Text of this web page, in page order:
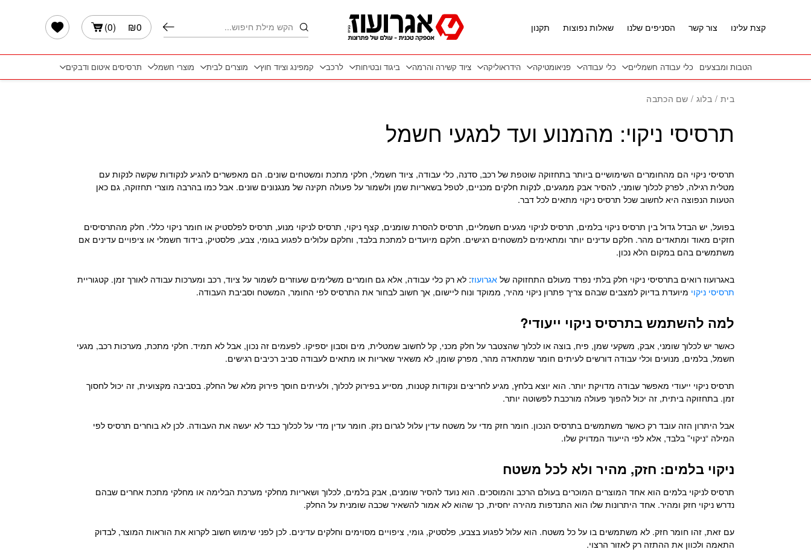
חיפוש
₪0
(
0
)
קצת עלינו
צור קשר הסניפים שלנו שאלות נפוצות תקנון
הטבות ומבצעים כלי עבודה חשמליים כלי עבודה פניאומטיקה הידראוליקה ציוד קשירה והרמה ביגוד ובטיחות לרכב קמפינג וציוד חוץ מוצרים לבית מוצרי חשמל תרסיסים איטום ודבקים
בית / בלוג / שם הכתבה
תרסיסי ניקוי: מהמנוע ועד למגעי חשמל
תרסיסי ניקוי הם מהחומרים השימושיים ביותר בתחזוקה שוטפת של רכב, סדנה, כלי עבודה, ציוד חשמלי, חלקי מתכת ומשטחים שונים. הם מאפשרים להגיע לנקודות שקשה לנקות עם
מטלית רגילה, לפרק לכלוך שומני, להסיר אבק ממגעים, לנקות חלקים מכניים, לטפל בשאריות שמן ולשמור על פעולה תקינה של מנגנונים שונים. אבל כמו בהרבה מוצרי תחזוקה, גם כאן
הטעות הנפוצה היא לחשוב שכל תרסיס ניקוי מתאים לכל דבר.
בפועל, יש הבדל גדול בין תרסיס ניקוי בלמים, תרסיס לניקוי מגעים חשמליים, תרסיס להסרת שומנים, קצף ניקוי, תרסיס לניקוי מנוע, תרסיס לפלסטיק או חומר ניקוי כללי. חלק מהתרסיסים
חזקים מאוד ומתאדים מהר. חלקם עדינים יותר ומתאימים למשטחים רגישים. חלקם מיועדים למתכת בלבד, וחלקם עלולים לפגוע בגומי, צבע, פלסטיק, בידוד חשמלי או ציפויים עדינים אם
משתמשים בהם במקום הלא נכון.
באגרועוז רואים בתרסיסי ניקוי חלק בלתי נפרד מעולם התחזוקה של אגרועוז: לא רק כלי עבודה, אלא גם חומרים משלימים שעוזרים לשמור על ציוד, רכב ומערכות עבודה לאורך זמן. קטגוריית
תרסיסי ניקוי מיועדת בדיוק למצבים שבהם צריך פתרון ניקוי מהיר, ממוקד ונוח ליישום, אך חשוב לבחור את התרסיס לפי החומר, המשטח וסביבת העבודה.
למה להשתמש בתרסיס ניקוי ייעודי?
כאשר יש לכלוך שומני, אבק, משקעי שמן, פיח, בוצה או לכלוך שהצטבר על חלק מכני, קל לחשוב שמטלית, מים וסבון יספיקו. לפעמים זה נכון, אבל לא תמיד. חלקי מתכת, מערכות רכב, מגעי
חשמל, בלמים, מנועים וכלי עבודה דורשים לעיתים חומר שמתאדה מהר, מפרק שומן, לא משאיר שאריות או מתאים לעבודה סביב רכיבים רגישים.
תרסיס ניקוי ייעודי מאפשר עבודה מדויקת יותר. הוא יוצא בלחץ, מגיע לחריצים ונקודות קטנות, מסייע בפירוק לכלוך, ולעיתים חוסך פירוק מלא של החלק. בסביבה מקצועית, זה יכול לחסוך
זמן. בתחזוקה ביתית, זה יכול להפוך פעולה מורכבת לפשוטה יותר.
אבל היתרון הזה עובד רק כאשר משתמשים בתרסיס הנכון. חומר חזק מדי על משטח עדין עלול לגרום נזק. חומר עדין מדי על לכלוך כבד לא יעשה את העבודה. לכן לא בוחרים תרסיס לפי
המילה “ניקוי” בלבד, אלא לפי הייעוד המדויק שלו.
ניקוי בלמים: חזק, מהיר ולא לכל משטח
תרסיס לניקוי בלמים הוא אחד המוצרים המוכרים בעולם הרכב והמוסכים. הוא נועד להסיר שומנים, אבק בלמים, לכלוך ושאריות מחלקי מערכת הבלימה או מחלקי מתכת אחרים שבהם
נדרש ניקוי חזק ומהיר. אחד היתרונות שלו הוא התנדפות מהירה יחסית, כך שהוא לא אמור להשאיר שכבה שומנית על החלק.
עם זאת, זהו חומר חזק. לא משתמשים בו על כל משטח. הוא עלול לפגוע בצבע, פלסטיק, גומי, ציפויים מסוימים וחלקים עדינים. לכן לפני שימוש חשוב לקרוא את הוראות המוצר, לבדוק
התאמה ולכוון את ההתזה רק לאזור הרצוי.